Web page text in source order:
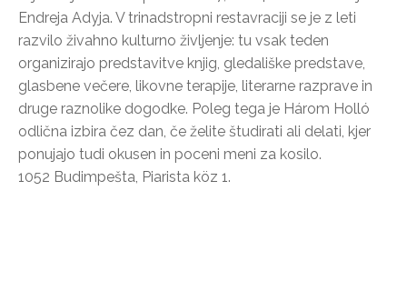
Endreja Adyja. V trinadstropni restavraciji se je z leti
razvilo živahno kulturno življenje: tu vsak teden
organizirajo predstavitve knjig, gledališke predstave,
glasbene večere, likovne terapije, literarne razprave in
druge raznolike dogodke. Poleg tega je Három Holló
odlična izbira čez dan, če želite študirati ali delati, kjer
ponujajo tudi okusen in poceni meni za kosilo.
1052 Budimpešta, Piarista köz 1.